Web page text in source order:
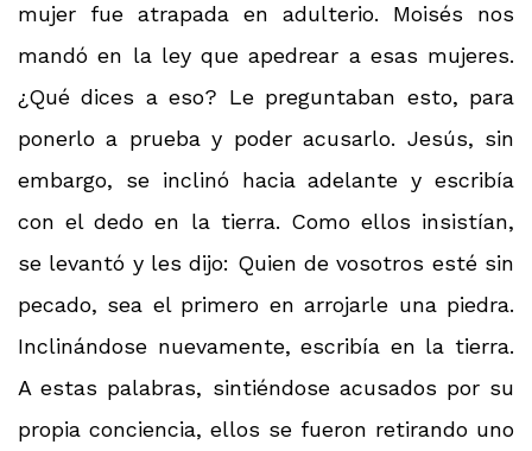
mujer fue atrapada en adulterio. Moisés nos
mandó en la ley que apedrear a esas mujeres.
¿Qué dices a eso? Le preguntaban esto, para
ponerlo a prueba y poder acusarlo. Jesús, sin
embargo, se inclinó hacia adelante y escribía
con el dedo en la tierra. Como ellos insistían,
se levantó y les dijo: Quien de vosotros esté sin
pecado, sea el primero en arrojarle una piedra.
Inclinándose nuevamente, escribía en la tierra.
A estas palabras, sintiéndose acusados por su
propia conciencia, ellos se fueron retirando uno